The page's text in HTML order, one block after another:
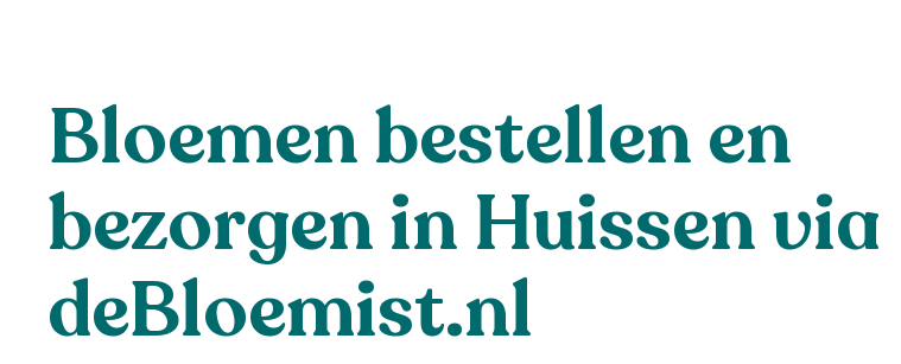
Bloemen bestellen en
bezorgen in Huissen via
deBloemist.nl